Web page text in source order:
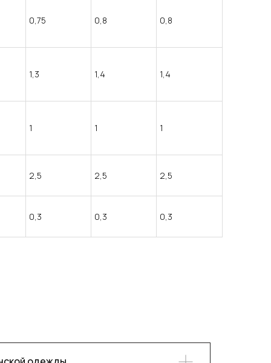
0,75 0,8 0,8
1,3 1,4 1,4
1 1 1
2,5 2,5 2,5
0,3 0,3 0,3